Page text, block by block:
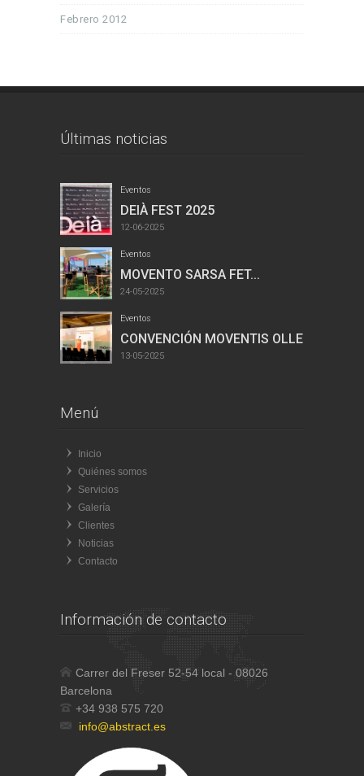
Febrero 2012
Últimas noticias
Eventos
DEIÀ FEST 2025
12-06-2025
Eventos
MOVENTO SARSA FET...
24-05-2025
Eventos
CONVENCIÓN MOVENTIS OLLER...
13-05-2025
Menú
Inicio
Quiénes somos
Servicios
Galería
Clientes
Noticias
Contacto
Información de contacto
Carrer del Freser 52-54 local - 08026
Barcelona
+34 938 575 720
info@abstract.es